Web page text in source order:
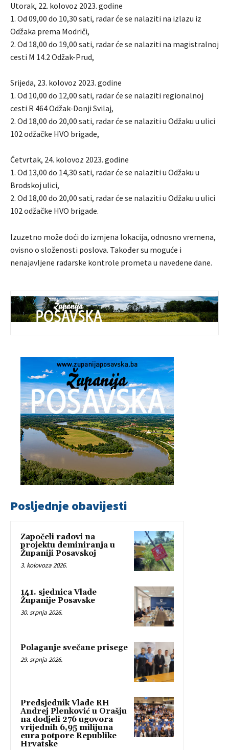
Utorak, 22. kolovoz 2023. godine
1. Od 09,00 do 10,30 sati, radar će se nalaziti na izlazu iz
Odžaka prema Modriči,
2. Od 18,00 do 19,00 sati, radar će se nalaziti na magistralnoj
cesti M 14.2 Odžak-Prud,
Srijeda, 23. kolovoz 2023. godine
1. Od 10,00 do 12,00 sati, radar će se nalaziti regionalnoj
cesti R 464 Odžak-Donji Svilaj,
2. Od 18,00 do 20,00 sati, radar će se nalaziti u Odžaku u ulici
102 odžačke HVO brigade,
Četvrtak, 24. kolovoz 2023. godine
1. Od 13,00 do 14,30 sati, radar će se nalaziti u Odžaku u
Brodskoj ulici,
2. Od 18,00 do 20,00 sati, radar će se nalaziti u Odžaku u ulici
102 odžačke HVO brigade.
Izuzetno može doći do izmjena lokacija, odnosno vremena,
ovisno o složenosti poslova. Također su moguće i
nenajavljene radarske kontrole prometa u navedene dane.
Posljednje obavijesti
Započeli radovi na
projektu deminiranja u
Županiji Posavskoj
3. kolovoza 2026.
141. sjednica Vlade
Županije Posavske
30. srpnja 2026.
Polaganje svečane prisege
29. srpnja 2026.
Predsjednik Vlade RH
Andrej Plenković u Orašju
na dodjeli 276 ugovora
vrijednih 6,95 milijuna
eura potpore Republike
Hrvatske